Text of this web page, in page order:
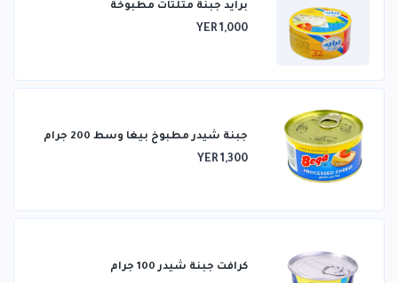
برايد جبنة مثلثات مطبوخة
YER 1,000
جبنة شيدر مطبوخ بيغا وسط 200 جرام
YER 1,300
كرافت جبنة شيدر 100 جرام